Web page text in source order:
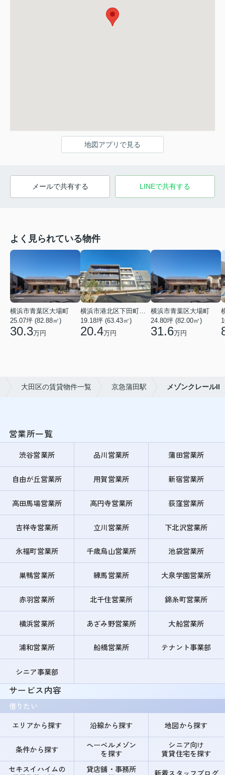
地図アプリで見る
メールで共有する LINEで共有する
よく見られている物件
横浜市青葉区大場町
25.07坪 (82.88㎡)
30.3万円
19.18坪 (63.43㎡)
20.4万円
横浜市青葉区大場町
24.80坪 (82.00㎡)
31.6万円
大田区の賃貸物件一覧 京急蒲田駅 メゾンクレールII
営業所一覧
渋谷営業所 品川営業所 蒲田営業所
自由が丘営業所 用賀営業所 新宿営業所
高田馬場営業所 高円寺営業所 荻窪営業所
吉祥寺営業所 立川営業所 下北沢営業所
永福町営業所 千歳烏山営業所 池袋営業所
巣鴨営業所 練馬営業所 大泉学園営業所
赤羽営業所 北千住営業所 錦糸町営業所
横浜営業所 あざみ野営業所 大船営業所
浦和営業所 船橋営業所 テナント事業部
シニア事業部
サービス内容
借りたい
エリアから探す
沿線から探す 地図から探す
条件から探す
ヘーベルメゾン
を探す
シニア向け
賃貸住宅を探す
セキスイハイムの
貸店舗・事務所